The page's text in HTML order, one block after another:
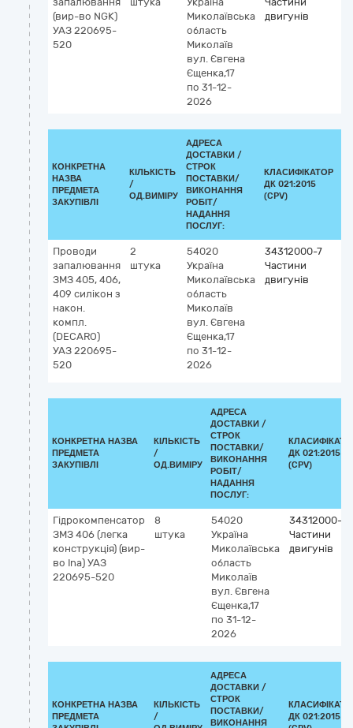
(вир-во NGK)
УАЗ 220695-
520
Миколаївська
область
Миколаїв
вул. Євгена
Єщенка,17
по 31-12-
2026
двигунів
КОНКРЕТНА
НАЗВА
ПРЕДМЕТА
ЗАКУПІВЛІ
КІЛЬКІСТЬ
/
ОД.ВИМІРУ
АДРЕСА
ДОСТАВКИ /
СТРОК
ПОСТАВКИ/
ВИКОНАННЯ
РОБІТ/
НАДАННЯ
ПОСЛУГ:
КЛАСИФІКАТОР
ДК 021:2015
(CPV)
Проводи
запалювання
ЗМЗ 405, 406,
409 силікон з
након.
компл.
(DECARO)
УАЗ 220695-
520
2
штука
54020
Україна
Миколаївська
область
Миколаїв
вул. Євгена
Єщенка,17
по 31-12-
2026
34312000-7
Частини
двигунів
КОНКРЕТНА НАЗВА
ПРЕДМЕТА
ЗАКУПІВЛІ
КІЛЬКІСТЬ
/
ОД.ВИМІРУ
АДРЕСА
ДОСТАВКИ /
СТРОК
ПОСТАВКИ/
ВИКОНАННЯ
РОБІТ/
НАДАННЯ
ПОСЛУГ:
ДК 021:2015
(CPV)
Гідрокомпенсатор
ЗМЗ 406 (легка
конструкція) (вир-
во Ina) УАЗ
220695-520
8
штука
54020
Україна
Миколаївська
область
Миколаїв
вул. Євгена
Єщенка,17
по 31-12-
2026
34312000-7
Частини
двигунів
КОНКРЕТНА НАЗВА
ПРЕДМЕТА
КІЛЬКІСТЬ
/
АДРЕСА
ДОСТАВКИ /
СТРОК
ПОСТАВКИ/
ВИКОНАННЯ
ДК 021:2015